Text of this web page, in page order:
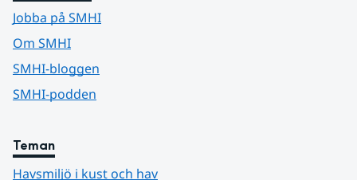
Jobba på SMHI
Om SMHI
SMHI-bloggen
SMHI-podden
Teman
Havsmiljö i kust och hav